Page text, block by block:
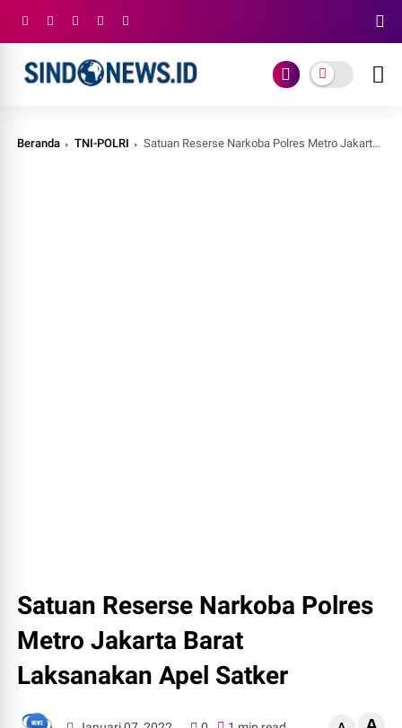
Beranda TNI-POLRI Satuan Reserse Narkoba Polres Metro Jakarta Barat Laksanakan Apel Satker
Satuan Reserse Narkoba Polres
Metro Jakarta Barat
Laksanakan Apel Satker